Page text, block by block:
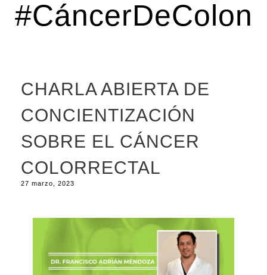
#CáncerDeColon
CHARLA ABIERTA DE
CONCIENTIZACIÓN
SOBRE EL CÁNCER
COLORRECTAL
27 marzo, 2023